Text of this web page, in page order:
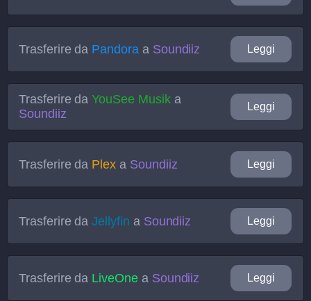
Trasferire da Pandora a Soundiiz Leggi
Trasferire daYouSee Musika
Soundiiz
Leggi
Trasferire da Plex a Soundiiz Leggi
Trasferire daJellyfin a Soundiiz Leggi
Trasferire da LiveOnea Soundiiz Leggi